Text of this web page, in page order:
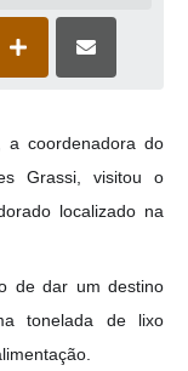
a coordenadora do
Grassi, visitou o
localizado na
de dar um destino
tonelada de lixo